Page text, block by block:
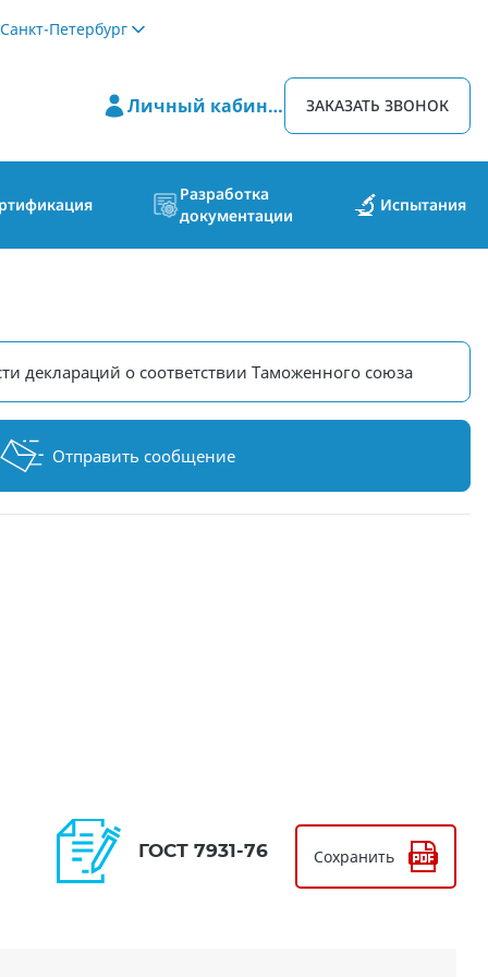
Санкт-Петербург
Личный кабинет ЗАКАЗАТЬ ЗВОНОК
Разработка
документации
Испытания
деклараций о соответствии Таможенного союза
Отправить сообщение
ГОСТ 7931-76 Сохранить